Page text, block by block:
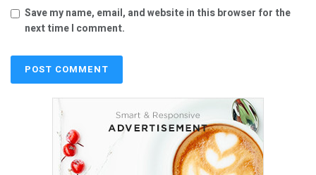
Save my name, email, and website in this browser for the
next time I comment.